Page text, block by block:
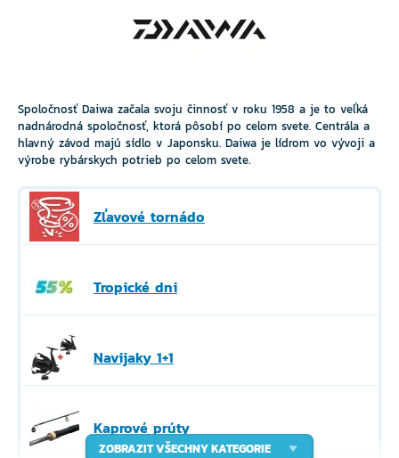
Spoločnosť Daiwa začala svoju činnosť v roku 1958 a je to veľká
nadnárodná spoločnosť, ktorá pôsobí po celom svete. Centrála a
hlavný závod majú sídlo v Japonsku. Daiwa je lídrom vo vývoji a
výrobe rybárskych potrieb po celom svete.
Zľavové tornádo
Tropické dni
Navijaky 1+1
Kaprové prúty
ZOBRAZIT VŠECHNY KATEGORIE